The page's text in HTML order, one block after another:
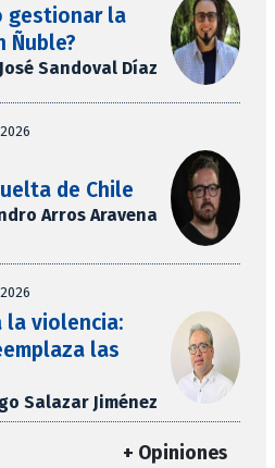
gestionar la
Ñuble?
José Sandoval Díaz
de Chile
Arros Aravena
la violencia:
las
Salazar Jiménez
+ Opiniones